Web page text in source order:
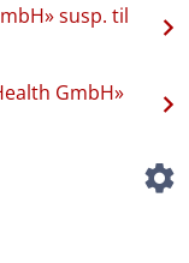
susp. til
GmbH»